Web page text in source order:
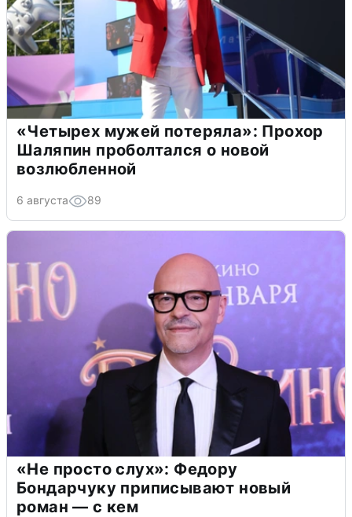
«Четырех мужей потеряла»: Прохор
Шаляпин проболтался о новой
возлюбленной
6 августа 89
«Не просто слух»: Федору
Бондарчуку приписывают новый
роман — с кем